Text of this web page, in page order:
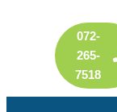
072-
265-
7518